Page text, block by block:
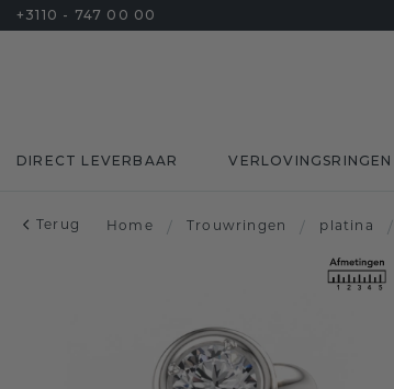
+3110 - 747 00 00
DIRECT LEVERBAAR VERLOVINGSRINGEN
Terug Home / Trouwringen / platina /